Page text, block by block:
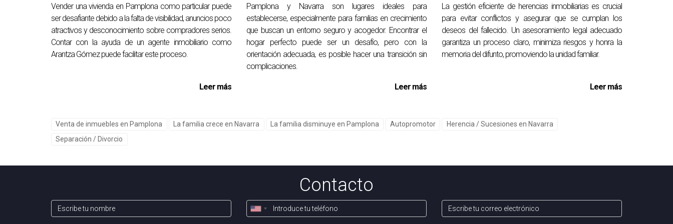
¿Qué beneficios económicos me aporta un Certificado de Eficiencia Energética?
Un CeE actualizado puede reducir tus costes energéticos, aumentar el valor de tu propiedad y facilitar su alquiler.
"Contar con un CEE actualizado es invertir en un futuro más eficiente y sostenible."
Mantente al día con tu CEE y observa cómo tu propiedad se transforma en un activo más valorado y eficiente.
Vender una vivienda en Pamplona como particular puede
ser desafiante debido a la falta de visibilidad, anuncios poco
atractivos y desconocimiento sobre compradores serios.
Contar con la ayuda de un agente inmobiliario como
Arantza Gómez puede facilitar este proceso.
Leer más
Pamplona y Navarra son lugares ideales para
establecerse, especialmente para familias en crecimiento
que buscan un entorno seguro y acogedor. Encontrar el
hogar perfecto puede ser un desafío, pero con la
orientación adecuada, es posible hacer una transición sin
complicaciones.
Leer más
La gestión eficiente de herencias inmobiliarias es crucial
para evitar conflictos y asegurar que se cumplan los
deseos del fallecido. Un asesoramiento legal adecuado
garantiza un proceso claro, minimiza riesgos y honra la
memoria del difunto, promoviendo la unidad familiar.
Leer más
Venta de inmuebles en Pamplona La familia crece en Navarra La familia disminuye en Pamplona Autopromotor
Herencia / Sucesiones en Navarra
Separación / Divorcio
Contacto